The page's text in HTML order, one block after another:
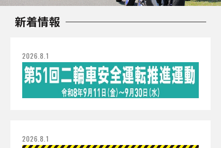
新着情報
2026.8.1
2026.8.1